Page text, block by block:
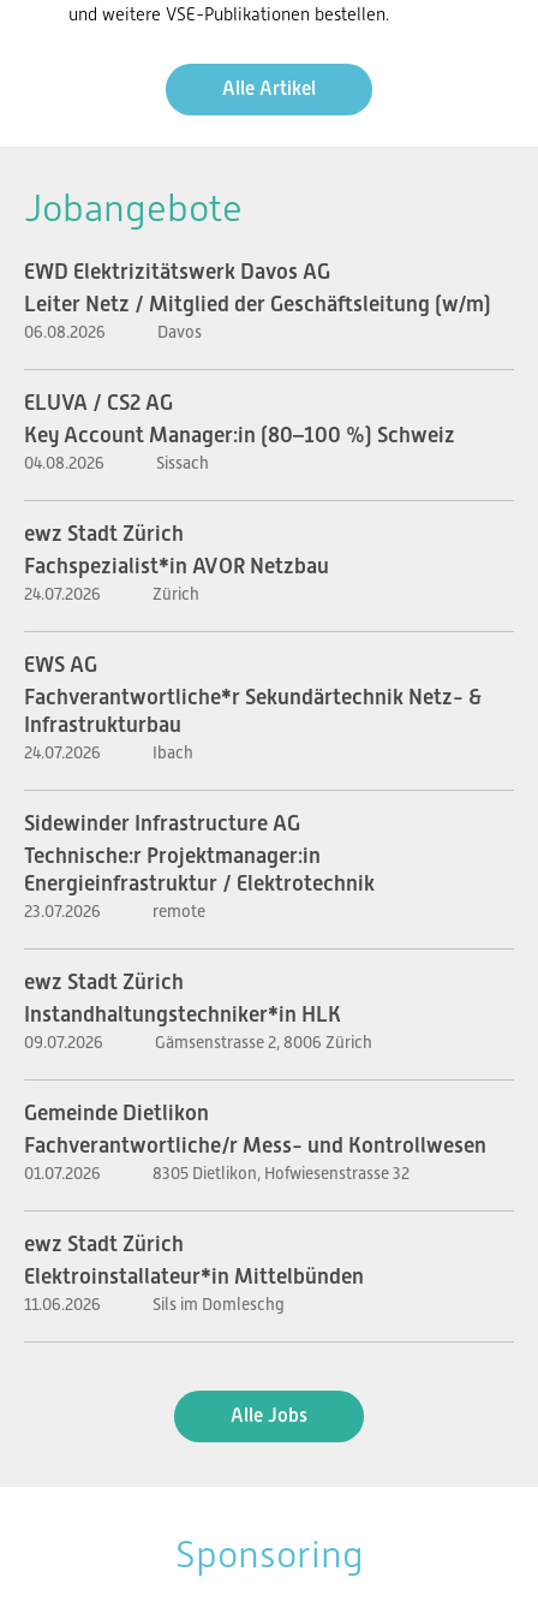
und weitere VSE-Publikationen bestellen.
Alle Artikel
Jobangebote
EWD Elektrizitätswerk Davos AG
Leiter Netz / Mitglied der Geschäftsleitung (w/m)
06.08.2026 Davos
ELUVA / CS2 AG
Key Account Manager:in (80–100 %) Schweiz
04.08.2026 Sissach
ewz Stadt Zürich
Fachspezialist*in AVOR Netzbau
24.07.2026 Zürich
EWS AG
Fachverantwortliche*r Sekundärtechnik Netz- &
Infrastrukturbau
24.07.2026 Ibach
Sidewinder Infrastructure AG
Technische:r Projektmanager:in
Energieinfrastruktur / Elektrotechnik
23.07.2026 remote
ewz Stadt Zürich
Instandhaltungstechniker*in HLK
09.07.2026 Gämsenstrasse 2, 8006 Zürich
Gemeinde Dietlikon
Fachverantwortliche/r Mess- und Kontrollwesen
01.07.2026 8305 Dietlikon, Hofwiesenstrasse 32
ewz Stadt Zürich
Elektroinstallateur*in Mittelbünden
11.06.2026 Sils im Domleschg
Alle Jobs
Sponsoring